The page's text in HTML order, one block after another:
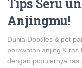
Tips Seru
Anjingmu!
Dunia Doodles & pet
perawatan anjing & ras
dengan populernya ras